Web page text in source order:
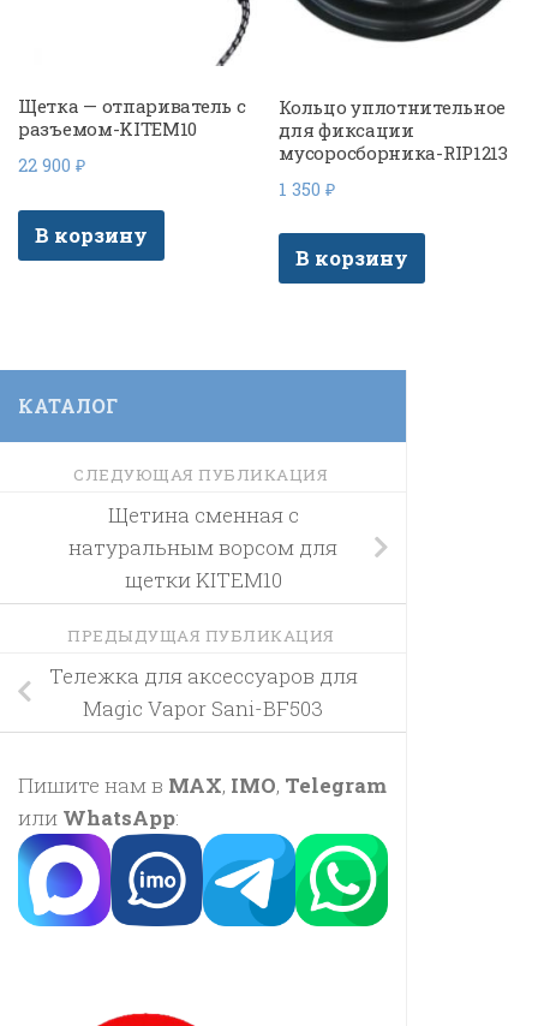
Щетка — отпариватель с
разъемом-KITEM10
22 900 ₽
В корзину
Кольцо уплотнительное
для фиксации
мусоросборника-RIP1213
1 350₽
В корзину
КАТАЛОГ
СЛЕДУЮЩАЯ ПУБЛИКАЦИЯ
Щетина сменная с
натуральным ворсом для
щетки KITEM10
ПРЕДЫДУЩАЯ ПУБЛИКАЦИЯ
Тележка для аксессуаров для
Magic Vapor Sani-BF503
Пишите нам в MAX, IMO, Telegram
или WhatsApp: